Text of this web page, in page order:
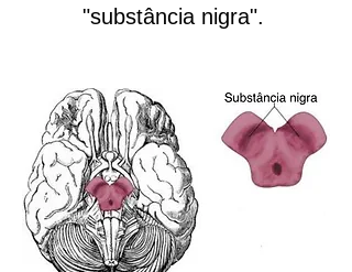
"substância nigra".